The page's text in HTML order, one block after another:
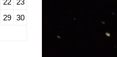
22
23
29
30